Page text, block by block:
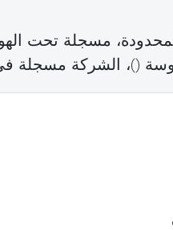
مسجلة تحت
()، الشركة مسجلة